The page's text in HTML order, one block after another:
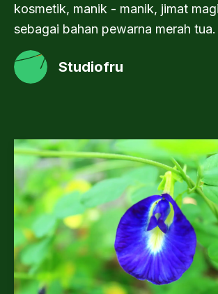
kosmetik, manik - manik, jimat
sebagai bahan pewarna merah tua.
Studiofru